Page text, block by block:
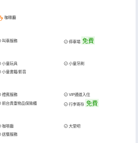
咖啡廳
叫車服務 停車場 免費
小童玩具
小童牙刷
小童書籍/影音
禮賓服務
VIP通道入住
前台貴重物品保險櫃 行李寄存 免費
咖啡廳
大堂吧
送餐服務